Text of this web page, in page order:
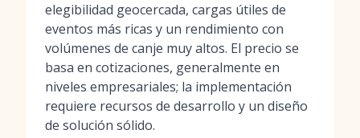
elegibilidad geocercada, cargas útiles de
eventos más ricas y un rendimiento con
volúmenes de canje muy altos. El precio se
basa en cotizaciones, generalmente en
niveles empresariales; la implementación
requiere recursos de desarrollo y un diseño
de solución sólido.